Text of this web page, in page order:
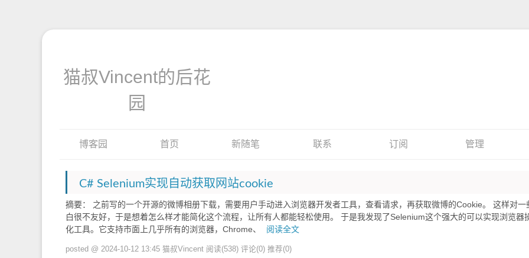
猫叔Vincent的后花
园
博客园 首页 新随笔 联系 订阅 管理
C# Selenium实现自动获取网站cookie
摘要： 之前写的一个开源的微博相册下载，需要用户手动进入浏览器开发者工具，查看请求，再获取微博的Cookie。 这样对一
白很不友好，于是想着怎么样才能简化这个流程，让所有人都能轻松使用。 于是我发现了Selenium这个强大的可以实现浏览器
化工具。它支持市面上几乎所有的浏览器，Chrome、
阅读全文
posted @ 2024-10-12 13:45 猫叔Vincent 阅读(538) 评论(0) 推荐(0)